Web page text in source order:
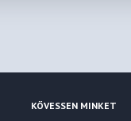
KÖVESSEN MINKET